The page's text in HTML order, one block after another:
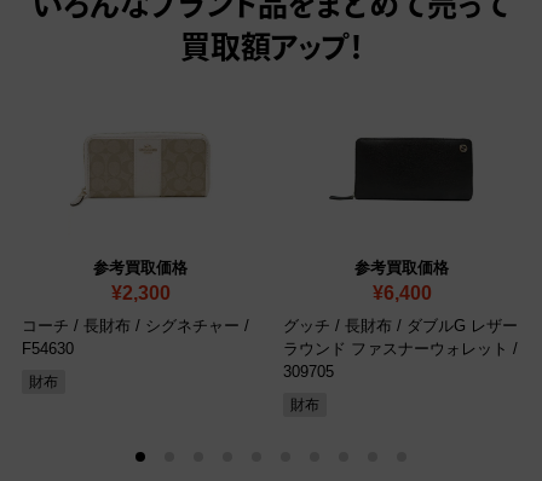
いろんなブランド品をまとめて売って
買取額アップ！
参考買取価格
¥2,300
コーチ / 長財布 / シグネチャー /
F54630
財布
参考買取価格
¥6,400
グッチ / 長財布 / ダブルG レザー
ラウンド ファスナーウォレット /
309705
財布